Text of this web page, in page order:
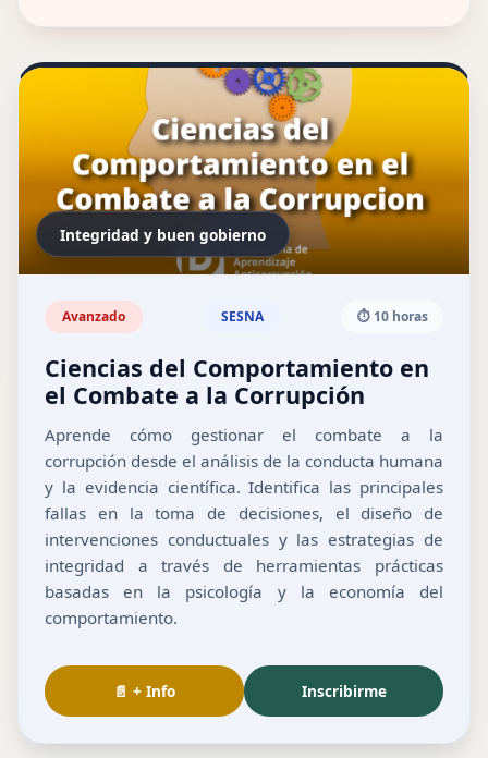
Integridad y buen gobierno
Avanzado SESNA ⏱️ 10 horas
Ciencias del Comportamiento en
el Combate a la Corrupción
Aprende cómo gestionar el combate a la
corrupción desde el análisis de la conducta humana
y la evidencia científica. Identifica las principales
fallas en la toma de decisiones, el diseño de
intervenciones conductuales y las estrategias de
integridad a través de herramientas prácticas
basadas en la psicología y la economía del
comportamiento.
📄 + Info Inscribirme